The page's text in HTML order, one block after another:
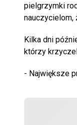
pielgrzymki
nauczycielom,
Kilka dni
którzy
- Największe